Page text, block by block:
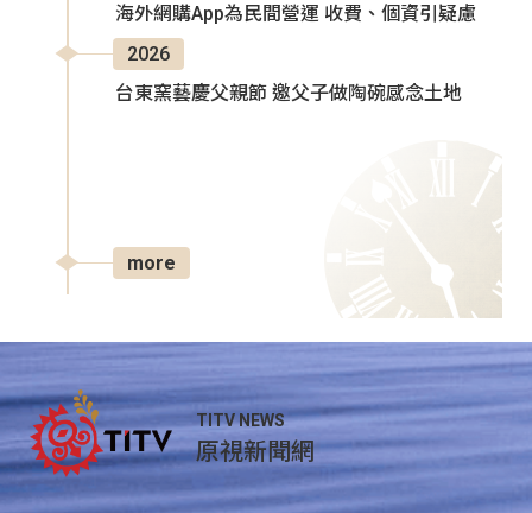
海外網購App為民間營運 收費、個資引疑慮
2026
台東窯藝慶父親節 邀父子做陶碗感念土地
more
TITV NEWS
原視新聞網